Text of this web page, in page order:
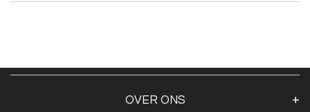
OVER ONS